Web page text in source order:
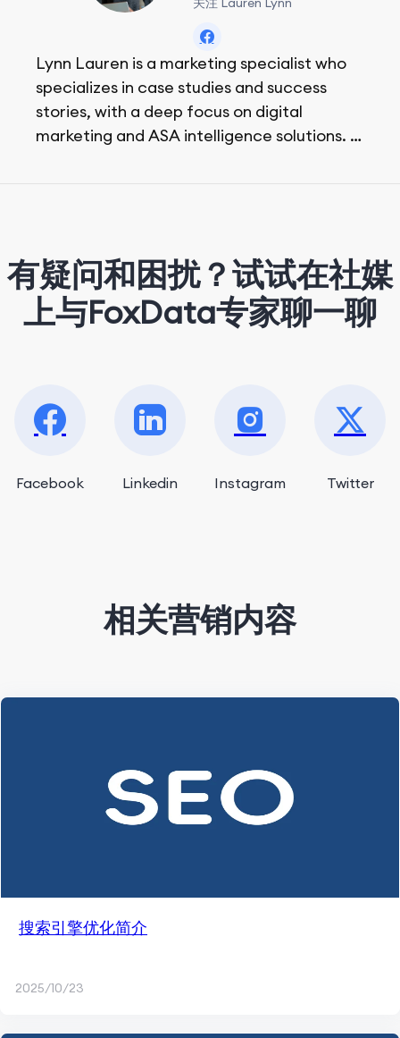
Lynn Lauren is a marketing specialist who
specializes in case studies and success
stories, with a deep focus on digital
marketing and ASA intelligence solutions.
有疑问和困扰？试试在社媒
上与FoxData专家聊一聊
Facebook Linkedin Instagram Twitter
相关营销内容
搜索引擎优化简介
2025/10/23